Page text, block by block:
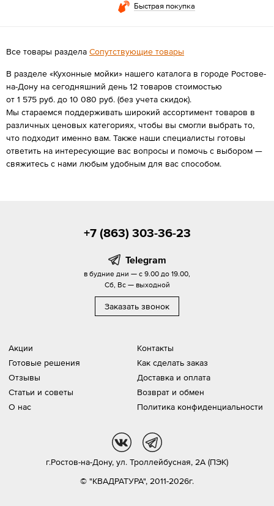
Быстрая покупка
Все товары раздела Сопутствующие товары
В разделе «Кухонные мойки» нашего каталога в городе Ростове-
на-Дону на сегодняшний день 12 товаров стоимостью
от 1 575 руб. до 10 080 руб. (без учета скидок).
Мы стараемся поддерживать широкий ассортимент товаров в
различных ценовых категориях, чтобы вы смогли выбрать то,
что подходит именно вам. Также наши специалисты готовы
ответить на интересующие вас вопросы и помочь с выбором —
свяжитесь с нами любым удобным для вас способом.
Акции
Готовые решения
Отзывы
Статьи и советы
О нас
Контакты
Как сделать заказ
Доставка и оплата
Возврат и обмен
Политика конфиденциальности
+7 (863) 303-36-23
Telegram
в будние дни — с 9.00 до 19.00,
Сб, Вс — выходной
Заказать звонок
© "КВАДРАТУРА", 2011-2026г.
г.Ростов-на-Дону, ул. Троллейбусная, 2А (ПЭК)